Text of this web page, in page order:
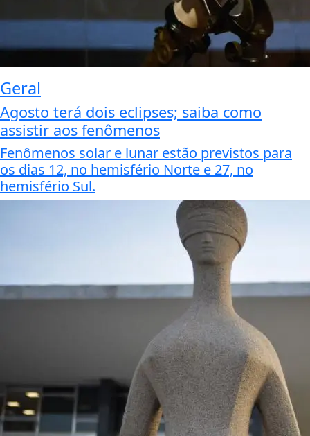
Geral
Agosto terá dois eclipses; saiba como
assistir aos fenômenos
Fenômenos solar e lunar estão previstos para
os dias 12, no hemisfério Norte e 27, no
hemisfério Sul.